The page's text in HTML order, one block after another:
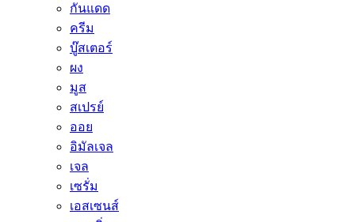
กันแดด
ครีม
บู๊สเตอร์
ผง
มูส
สเปรย์
ออย
อิมัลเจล
เจล
เซรั่ม
เอสเซนส์